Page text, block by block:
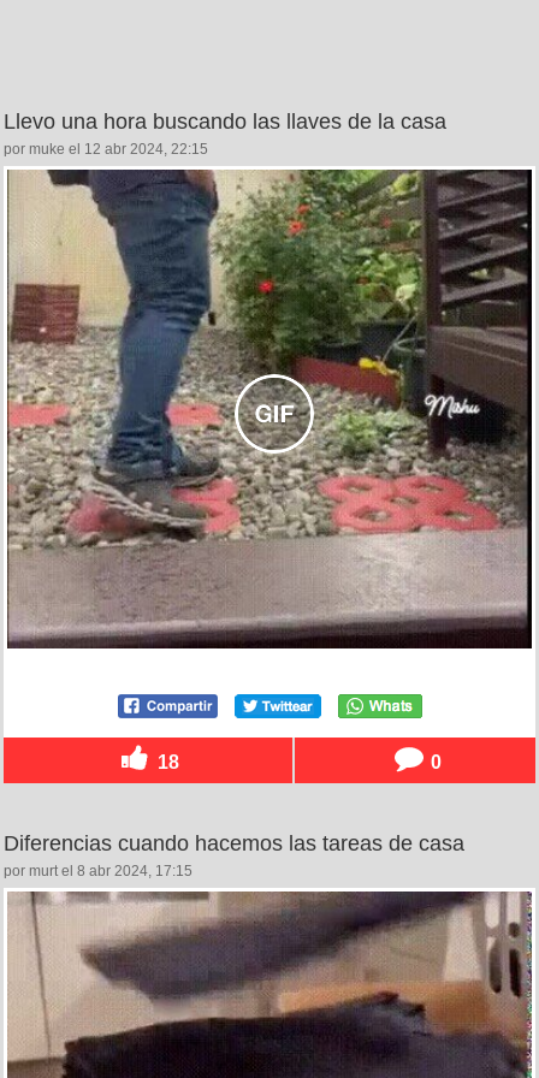
Llevo una hora buscando las llaves de la casa
por muke el 12 abr 2024, 22:15
18 0
Diferencias cuando hacemos las tareas de casa
por murt el 8 abr 2024, 17:15